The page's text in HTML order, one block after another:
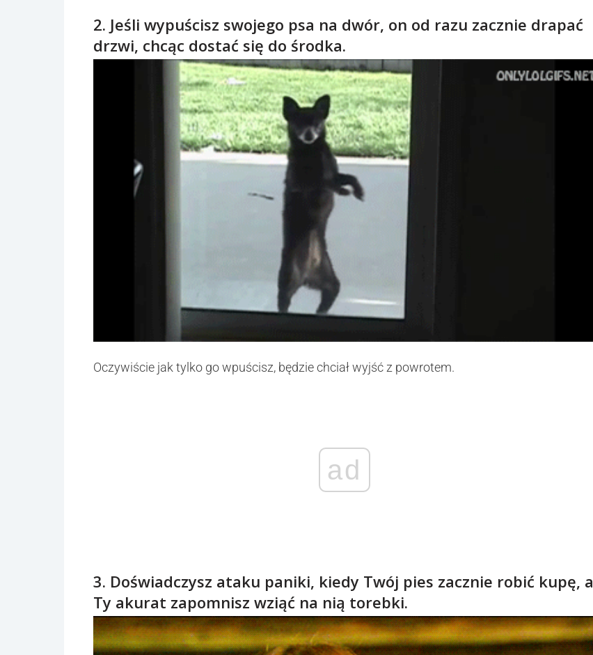
2. Jeśli wypuścisz swojego psa na dwór, on od razu zacznie drapać
drzwi, chcąc dostać się do środka.
Oczywiście jak tylko go wpuścisz, będzie chciał wyjść z powrotem.
ad
3. Doświadczysz ataku paniki, kiedy Twój pies zacznie robić kupę, a
Ty akurat zapomnisz wziąć na nią torebki.